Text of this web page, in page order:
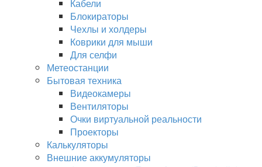
Кабели
Блокираторы
Чехлы и холдеры
Коврики для мыши
Для селфи
Метеостанции
Бытовая техника
Видеокамеры
Вентиляторы
Очки виртуальной реальности
Проекторы
Калькуляторы
Внешние аккумуляторы